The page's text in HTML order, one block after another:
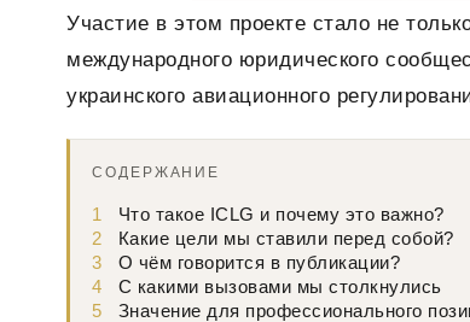
Участие в этом проекте стало не
международного юридического
украинского авиационного
СОДЕРЖАНИЕ
1
Что такое ICLG и почему это важно?
2
Какие цели мы ставили перед собой?
3
О чём говорится в публикации?
4
С какими вызовами мы столкнулись
5
Значение для профессионального